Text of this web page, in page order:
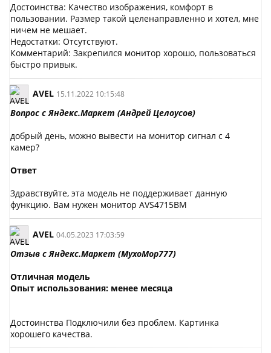
Достоинства: Качество изображения, комфорт в
пользовании. Размер такой целенаправленно и хотел, мне
ничем не мешает.
Недостатки: Отсутствуют.
Комментарий: Закрепился монитор хорошо, пользоваться
быстро привык.
AVEL 15.11.2022 10:15:48
Вопрос с Яндекс.Маркет (Андрей Целоусов)
добрый день, можно вывести на монитор сигнал с 4
камер?
Ответ
Здравствуйте, эта модель не поддерживает данную
функцию. Вам нужен монитор AVS4715BM
AVEL 04.05.2023 17:03:59
Отзыв с Яндекс.Маркет (MyxoMop777)
Отличная модель
Опыт использования: менее месяца
Достоинства Подключили без проблем. Картинка
хорошего качества.